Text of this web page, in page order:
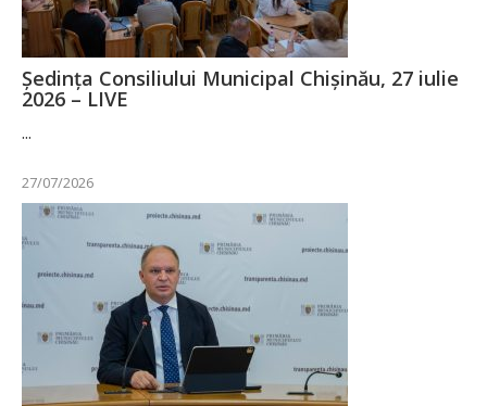
Ședința Consiliului Municipal Chișinău, 27 iulie
2026 – LIVE
...
27/07/2026